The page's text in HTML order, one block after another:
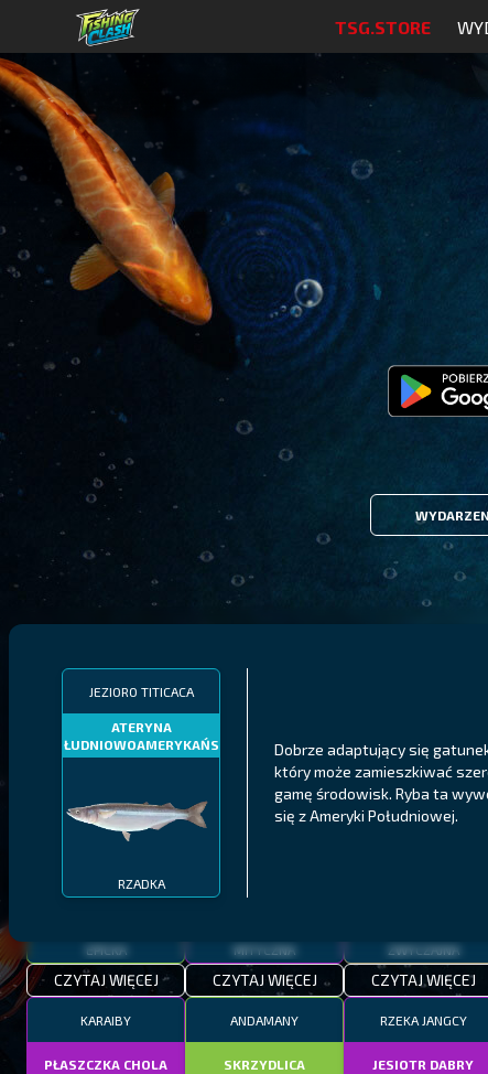
TSG.STORE
JEZIORO TITICACA
ATERYNA
POŁUDNIOWOAMERYKAŃSKA
RZADKA
Dobrze adaptujący się
który może zamieszkiwać
gamę środowisk. Ryba ta
się z Ameryki Południowej.
FILTRY
MALAWI
PYSZCZAK ZACHODNI
EPICKA
CZYTAJ WIĘCEJ
PÓŁNOCNE FIORDY
LING
MITYCZNA
CZYTAJ WIĘCEJ
WYSPY GALAPAGOS
BODIAN
MEKSYKAŃSKI
ZWYCZAJNA
CZYTAJ WIĘCEJ
KARAIBY
PŁASZCZKA CHOLA
ANDAMANY
SKRZYDLICA
RZEKA JANGCY
JESIOTR DABRY